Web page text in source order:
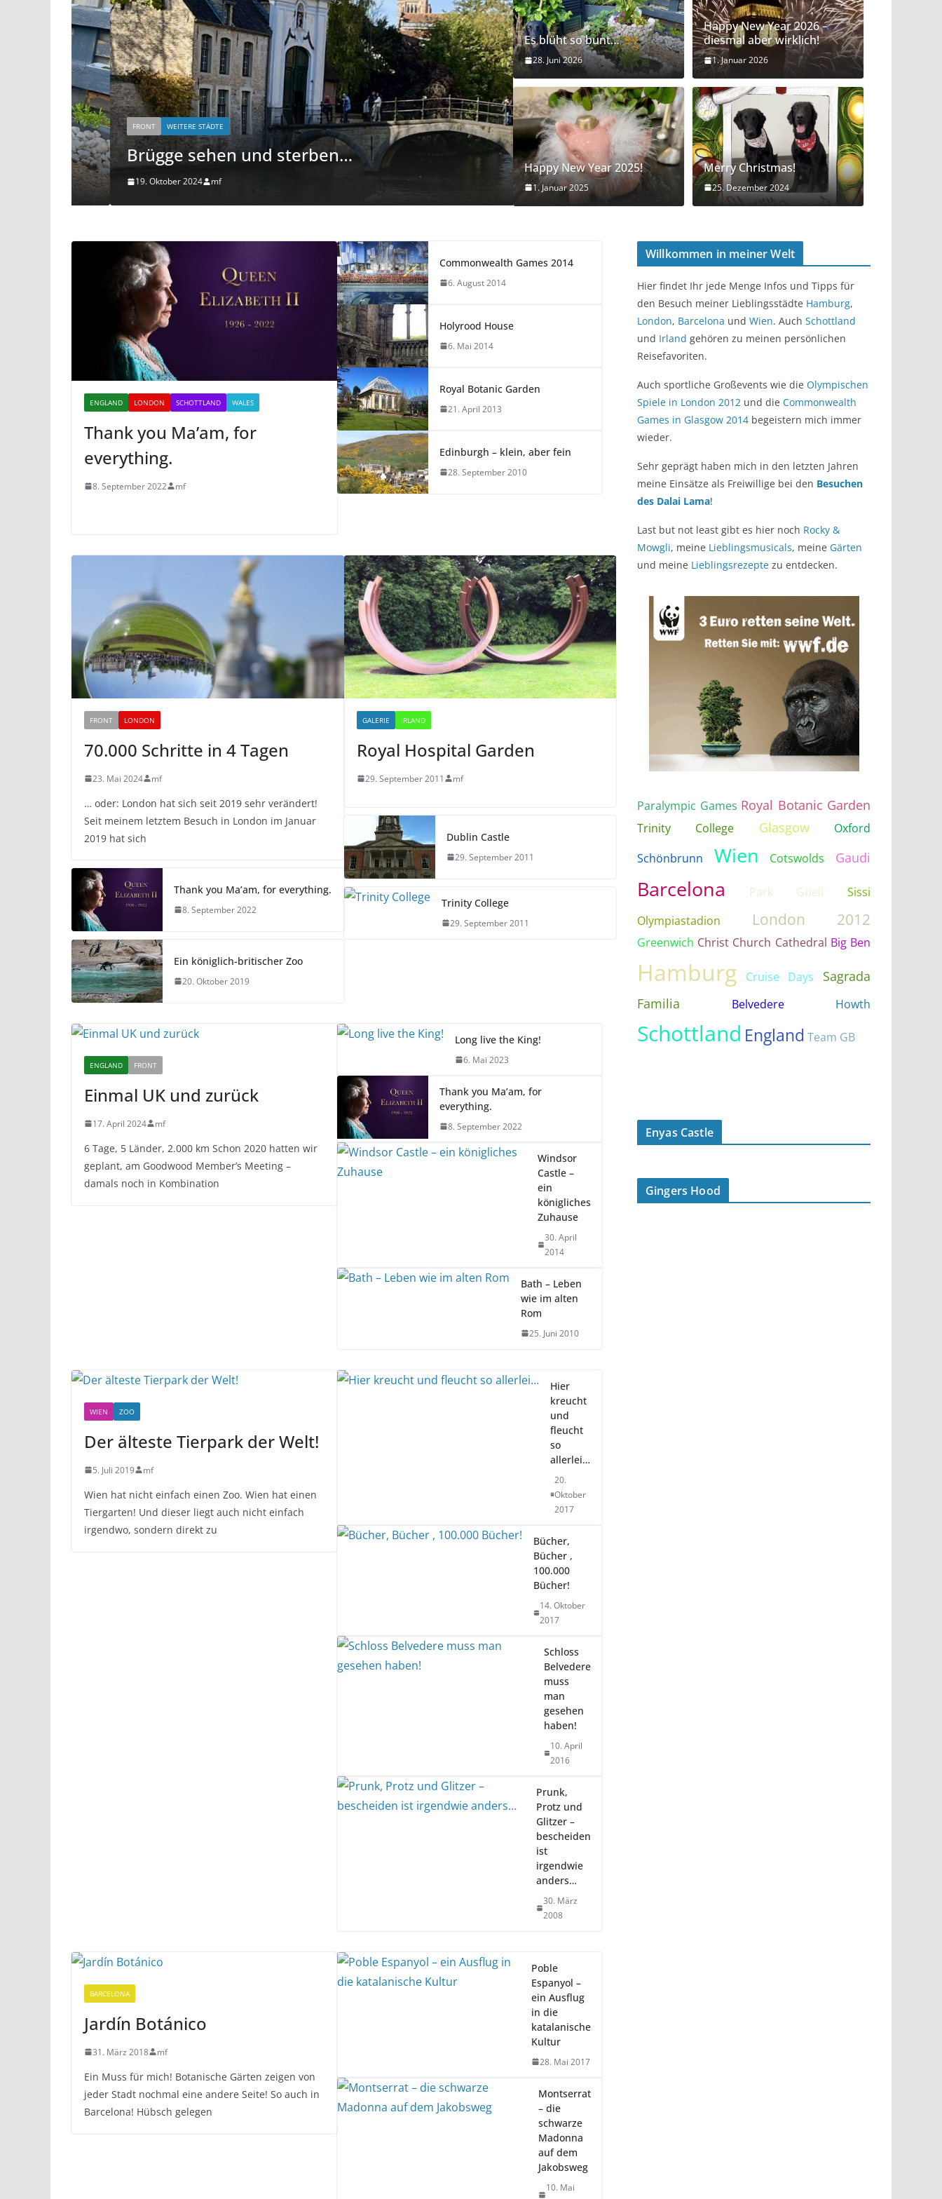
FRONT WEITERE STÄDTE
Brügge sehen und sterben…
19. Oktober 2024 mf
FRONT LONDON
70.000 Schritte in 4 Tagen
23. Mai 2024 mf
Es blüht so bunt…
28. Juni 2026
Happy New Year 2026 –
diesmal aber wirklich!
1. Januar 2026
Happy New Year 2025!
1. Januar 2025
Merry Christmas!
25. Dezember 2024
ENGLAND LONDON SCHOTTLAND WALES
Thank you Ma’am, for
everything.
8. September 2022 mf
Commonwealth Games 2014
6. August 2014
Holyrood House
6. Mai 2014
Royal Botanic Garden
21. April 2013
Edinburgh – klein, aber fein
28. September 2010
FRONT LONDON
70.000 Schritte in 4 Tagen
23. Mai 2024 mf
… oder: London hat sich seit 2019 sehr verändert!
Seit meinem letztem Besuch in London im Januar
2019 hat sich
Thank you Ma’am, for everything.
8. September 2022
Ein königlich-britischer Zoo
20. Oktober 2019
GALERIE IRLAND
Royal Hospital Garden
29. September 2011 mf
Dublin Castle
29. September 2011
Trinity College
29. September 2011
ENGLAND FRONT
Einmal UK und zurück
17. April 2024 mf
6 Tage, 5 Länder, 2.000 km Schon 2020 hatten wir
geplant, am Goodwood Member’s Meeting –
damals noch in Kombination
Long live the King!
6. Mai 2023
Thank you Ma’am, for
everything.
8. September 2022
Windsor
Castle –
ein
königliches
Zuhause
30. April
2014
Bath – Leben
wie im alten
Rom
25. Juni 2010
WIEN ZOO
Der älteste Tierpark der Welt!
5. Juli 2019 mf
Wien hat nicht einfach einen Zoo. Wien hat einen
Tiergarten! Und dieser liegt auch nicht einfach
irgendwo, sondern direkt zu
Hier
kreucht
und
fleucht
so
allerlei…
20.
Oktober
2017
Bücher,
Bücher ,
100.000
Bücher!
14. Oktober
2017
Schloss
Belvedere
muss
man
gesehen
haben!
10. April
2016
Prunk,
Protz und
Glitzer –
bescheiden
ist
irgendwie
anders…
30. März
2008
BARCELONA
Jardín Botánico
31. März 2018 mf
Ein Muss für mich! Botanische Gärten zeigen von
jeder Stadt nochmal eine andere Seite! So auch in
Barcelona! Hübsch gelegen
Poble
Espanyol –
ein Ausflug
in die
katalanische
Kultur
28. Mai 2017
Montserrat
– die
schwarze
Madonna
auf dem
Jakobsweg
10. Mai
Willkommen in meiner Welt
Hier findet Ihr jede Menge Infos und Tipps für
den Besuch meiner Lieblingsstädte Hamburg,
London, Barcelona und Wien. Auch Schottland
und Irland gehören zu meinen persönlichen
Reisefavoriten.
Auch sportliche Großevents wie die Olympischen
Spiele in London 2012 und die Commonwealth
Games in Glasgow 2014 begeistern mich immer
wieder.
Sehr geprägt haben mich in den letzten Jahren
meine Einsätze als Freiwillige bei den Besuchen
des Dalai Lama!
Last but not least gibt es hier noch Rocky &
Mowgli, meine Lieblingsmusicals, meine Gärten
und meine Lieblingsrezepte zu entdecken.
Paralympic Games Royal Botanic Garden
Trinity College Glasgow
Oxford
Schönbrunn
Wien Cotswolds Gaudi
Barcelona Park Güell
Sissi
Olympiastadion
London 2012
Greenwich Christ Church Cathedral Big Ben
Hamburg Cruise Days
Sagrada
Familia
Belvedere Howth
Schottland England Team GB
Enyas Castle
Gingers Hood